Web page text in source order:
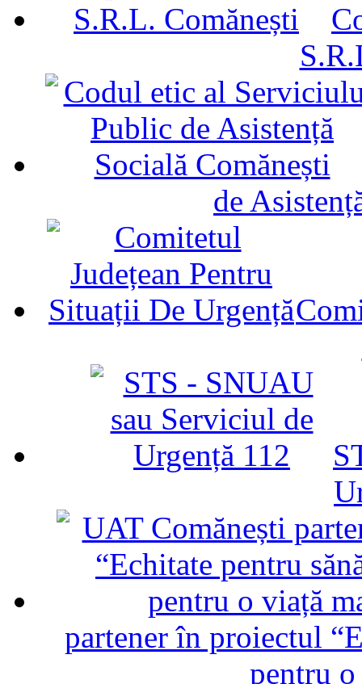
de
partener în proiectul
pentru